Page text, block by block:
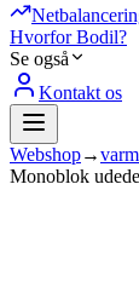
Hvorfor Bodil?
Se også
Kontakt os
Webshop→
Monoblok